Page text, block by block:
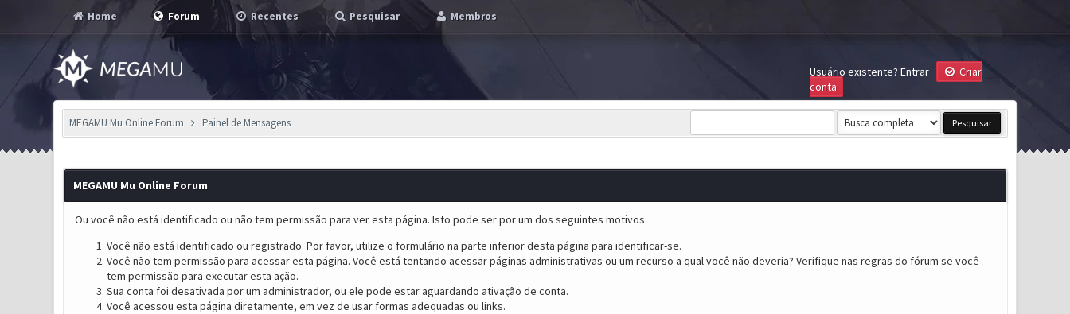
Home Forum Recentes Pesquisar Membros
Usuário existente? Entrar
Criar
conta
MEGAMU Mu Online Forum Painel de Mensagens
MEGAMU Mu Online Forum
Ou você não está identificado ou não tem permissão para ver esta página. Isto pode ser por um dos seguintes motivos:
Você não está identificado ou registrado. Por favor, utilize o formulário na parte inferior desta página para identificar-se.
Você não tem permissão para acessar esta página. Você está tentando acessar páginas administrativas ou um recurso a qual você não deveria? Verifique nas regras do fórum se você
tem permissão para executar esta ação.
Sua conta foi desativada por um administrador, ou ele pode estar aguardando ativação de conta.
Você acessou esta página diretamente, em vez de usar formas adequadas ou links.